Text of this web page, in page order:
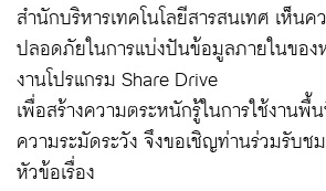
สำนักบริหารเทคโนโลยีสารสนเทศ เห็น
ปลอดภัยในการแบ่งปันข้อมูลภายในของ
งานโปรแกรม Share Drive
เพื่อสร้างความตระหนักรู้ในการใช้งานพื้
ความระมัดระวัง จึงขอเชิญท่านร่วมรับช
หัวข้อเรื่อง